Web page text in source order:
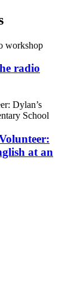
radio
at an